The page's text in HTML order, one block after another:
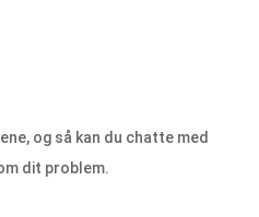
og så kan du chatte med
dit problem.